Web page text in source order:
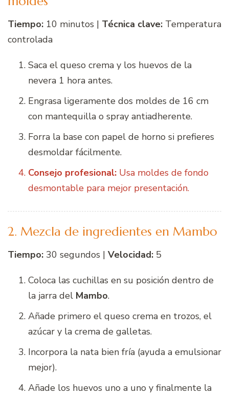
Tiempo: 10 minutos | Técnica clave: Temperatura
controlada
Saca el queso crema y los huevos de la
nevera 1 hora antes.
Engrasa ligeramente dos moldes de 16 cm
con mantequilla o spray antiadherente.
Forra la base con papel de horno si prefieres
desmoldar fácilmente.
Consejo profesional: Usa moldes de fondo
desmontable para mejor presentación.
2. Mezcla de ingredientes en Mambo
Tiempo: 30 segundos | Velocidad: 5
Coloca las cuchillas en su posición dentro de
la jarra del Mambo.
Añade primero el queso crema en trozos, el
azúcar y la crema de galletas.
Incorpora la nata bien fría (ayuda a emulsionar
mejor).
Añade los huevos uno a uno y finalmente la